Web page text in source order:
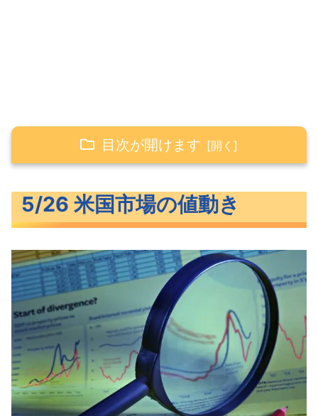
目次が開けます
大きく上昇した米主要3指数
S&P500ヒートマップ
セクター別パフォーマンス
高値を更新したS&P500
米国市場のトピックス
加速したPCEデフレータに追加利上げ
濃厚
5/26 米国市場の値動き